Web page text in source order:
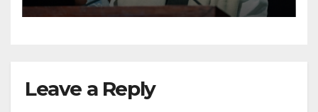
Leave a Reply